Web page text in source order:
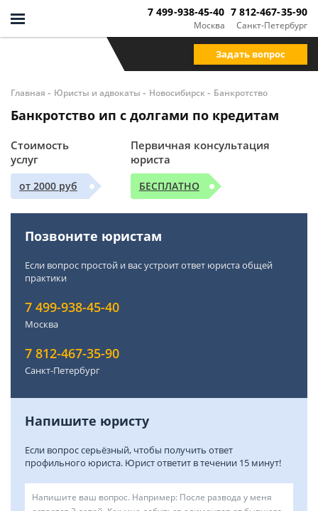
Москва
7 499-938-45-40
Санкт-Петербург
7 812-467-35-90
Задать вопрос
Главная - Юристы и адвокаты - Новосибирск- Банкротство
Банкротство ип с долгами по кредитам
Стоимость
услуг
от 2000 руб
Первичная консультация
юриста
БЕСПЛАТНО
Позвоните юристам
Если вопрос простой и вас устроит ответ юриста общей
практики
7 499-938-45-40
Москва
7 812-467-35-90
Санкт-Петербург
Напишите юристу
Если вопрос серьёзный, чтобы получить ответ
профильного юриста. Юрист ответит в течении 15 минут!